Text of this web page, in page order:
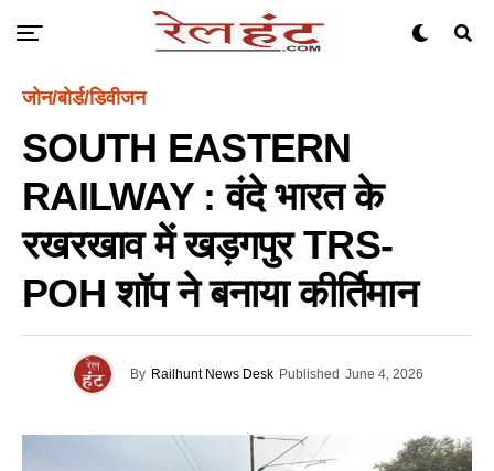
जोन/बोर्ड/डिवीजन
SOUTH EASTERN
RAILWAY : वंदे भारत के
रखरखाव में खड़गपुर TRS-
POH शॉप ने बनाया कीर्तिमान
By Railhunt News Desk Published June 4, 2026